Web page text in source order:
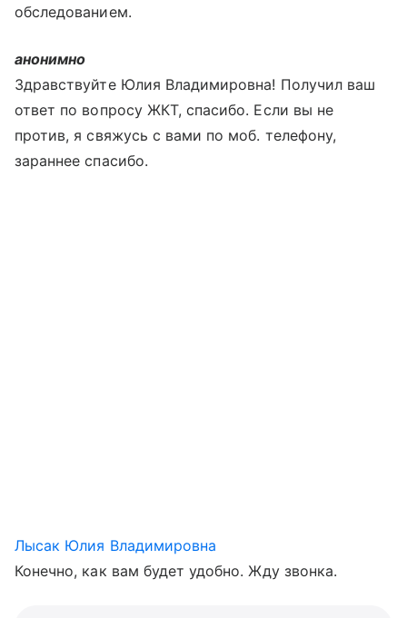
обследованием.
анонимно
Здравствуйте Юлия Владимировна! Получил ваш
ответ по вопросу ЖКТ, спасибо. Если вы не
против, я свяжусь с вами по моб. телефону,
зараннее спасибо.
Лысак Юлия Владимировна
Конечно, как вам будет удобно. Жду звонка.